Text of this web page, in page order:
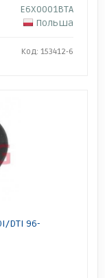
E6X0001BTA
Польша
Код: 153412-6
DTI 96-